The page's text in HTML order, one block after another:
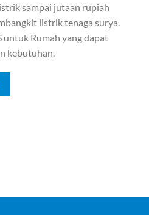
sampai jutaan rupiah
listrik tenaga surya.
untuk Rumah yang dapat
kebutuhan.